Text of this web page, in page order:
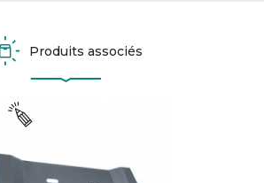
Produits associés